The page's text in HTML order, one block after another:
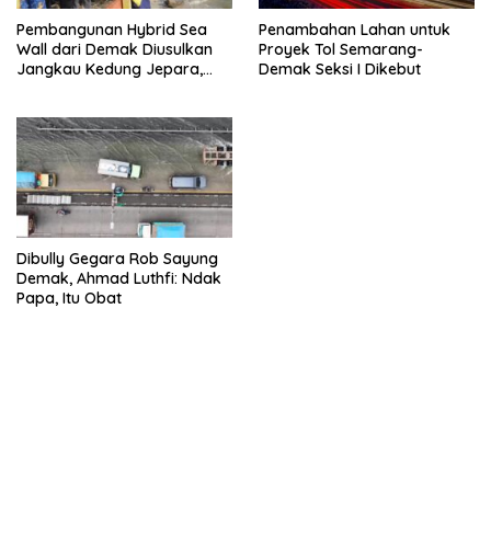
Pembangunan Hybrid Sea
Wall dari Demak Diusulkan
Jangkau Kedung Jepara,
Penambahan Lahan untuk
Proyek Tol Semarang-
Demak Seksi I Dikebut
Dibully Gegara Rob Sayung
Demak, Ahmad Luthfi: Ndak
Papa, Itu Obat